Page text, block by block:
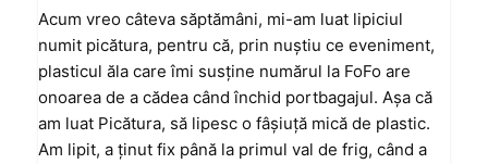
Acum vreo câteva săptămâni, mi-am luat lipiciul
numit picătura, pentru că, prin nuştiu ce eveniment,
plasticul ăla care îmi susţine numărul la FoFo are
onoarea de a cădea când închid portbagajul. Aşa că
am luat Picătura, să lipesc o fâşiuţă mică de plastic.
Am lipit, a ţinut fix până la primul val de frig, când a